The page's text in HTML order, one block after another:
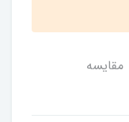
مقایسه